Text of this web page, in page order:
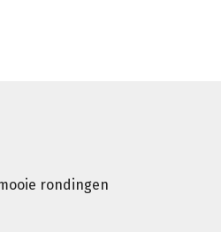
rondingen